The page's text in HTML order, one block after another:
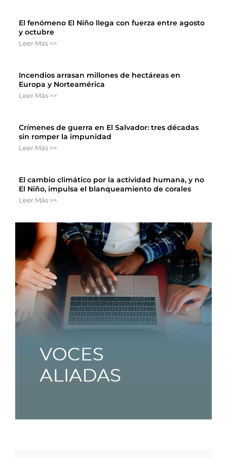
El fenómeno El Niño llega con fuerza entre agosto
y octubre
Leer Más >>
Incendios arrasan millones de hectáreas en
Europa y Norteamérica
Leer Más >>
Crímenes de guerra en El Salvador: tres décadas
sin romper la impunidad
Leer Más >>
El cambio climático por la actividad humana, y no
El Niño, impulsa el blanqueamiento de corales
Leer Más >>